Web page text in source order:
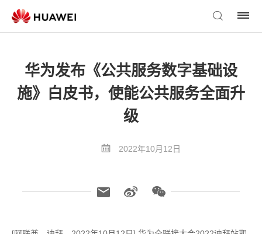
华为发布《公共服务数字基础设
施》白皮书，使能公共服务全面升
级
2022年10月12日